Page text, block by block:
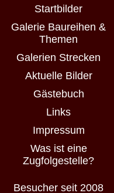
Startbilder
Galerie Baureihen &
Themen
Galerien Strecken
Aktuelle Bilder
Gästebuch
Links
Impressum
Was ist eine
Zugfolgestelle?
Besucher seit 2008